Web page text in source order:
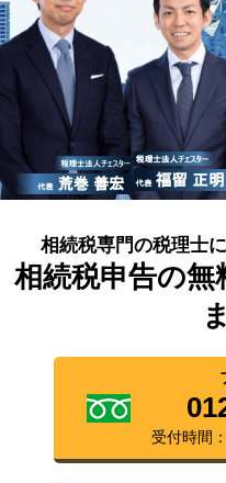
相続税専門の税理士
相続税申告の無
受付時間